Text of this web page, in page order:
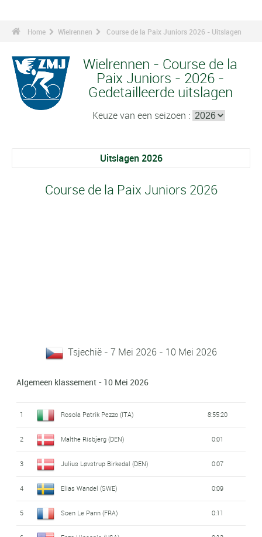
Home Wielrennen Course de la Paix Juniors 2026 - Uitslagen
Wielrennen - Course de la
Paix Juniors - 2026 -
Gedetailleerde uitslagen
Keuze van een seizoen :
Uitslagen 2026
Course de la Paix Juniors 2026
Tsjechië - 7 Mei 2026 - 10 Mei 2026
Algemeen klassement - 10 Mei 2026
1 Rosola Patrik Pezzo (ITA) 8:55:20
2 Malthe Risbjerg (DEN) 0:01
3 Julius Løvstrup Birkedal (DEN) 0:07
4 Elias Wandel (SWE) 0:09
5 Soen Le Pann (FRA) 0:11